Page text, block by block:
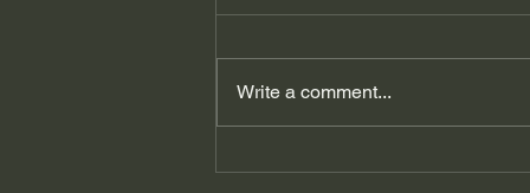
Write a comment...